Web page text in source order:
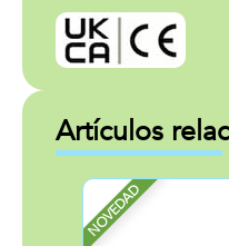
Artículos
NOVEDAD